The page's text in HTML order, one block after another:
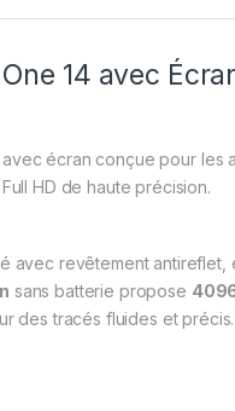
14 avec
écran conçue pour les
HD de haute précision.
avec revêtement
sans batterie propose
des tracés fluides et précis.